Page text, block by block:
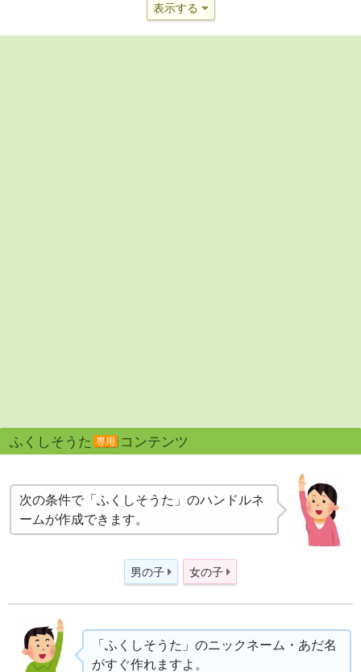
表示する
ふくしそうた 専用 コンテンツ
次の条件で「ふくしそうた」のハンドルネ
ームが作成できます。
男の子 女の子
「ふくしそうた」のニックネーム・あだ名
がすぐ作れますよ。